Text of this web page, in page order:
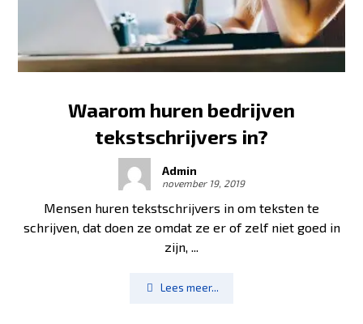
Waarom huren bedrijven
tekstschrijvers in?
Admin
november 19, 2019
Mensen huren tekstschrijvers in om teksten te
schrijven, dat doen ze omdat ze er of zelf niet goed in
zijn, ...
Lees meer...